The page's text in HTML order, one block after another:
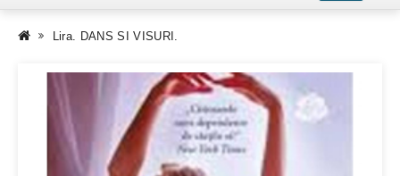
Lira. DANS SI VISURI.